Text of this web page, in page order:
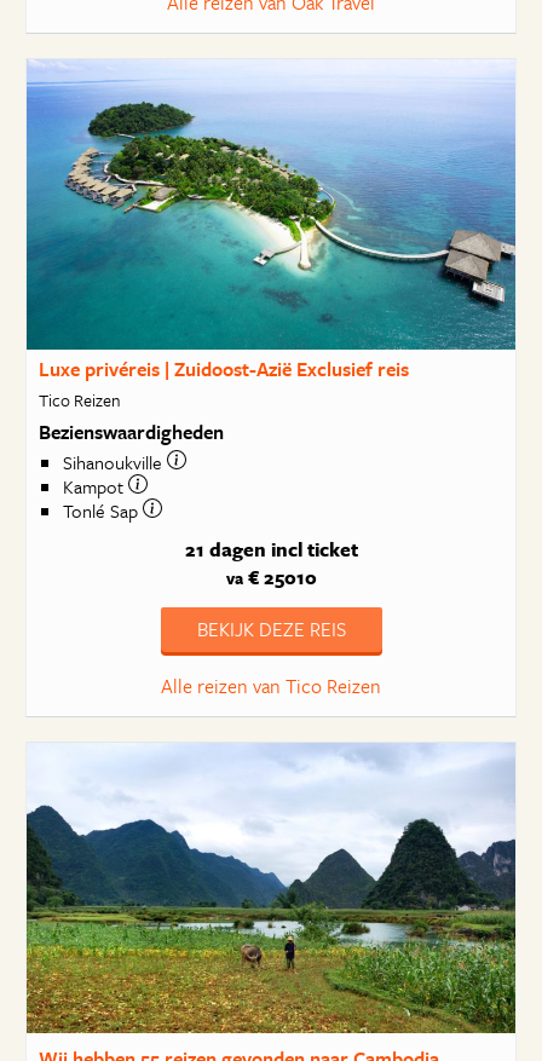
Luxe privéreis | Zuidoost-Azië Exclusief reis
Tico Reizen
Bezienswaardigheden
Sihanoukville
Kampot
Tonlé Sap
21 dagen incl ticket
va€ 25010
BEKIJK DEZE REIS
Alle reizen van Tico Reizen